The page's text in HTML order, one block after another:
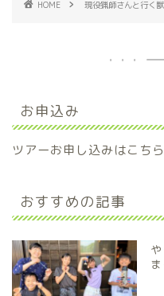
HOME 現役猟師さんと行く
お申込み
ツアーお申し込みはこち
おすすめの記事